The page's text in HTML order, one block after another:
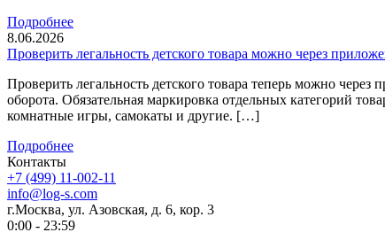
Подробнее
8.06.2026
Проверить легальность детского товара можно через
Проверить легальность детского товара теперь можно
оборота. Обязательная маркировка отдельных категорий
комнатные игры, самокаты и другие. […]
Подробнее
Контакты
+7 (499) 11-002-11
info@log-s.com
г.Москва, ул. Азовская, д. 6, кор. 3
0:00 - 23:59